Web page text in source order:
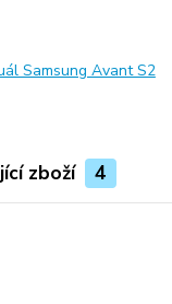
Samsung Avant S2
zboží 4